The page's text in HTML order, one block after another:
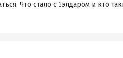
Что стало с Зэлдаром и кто